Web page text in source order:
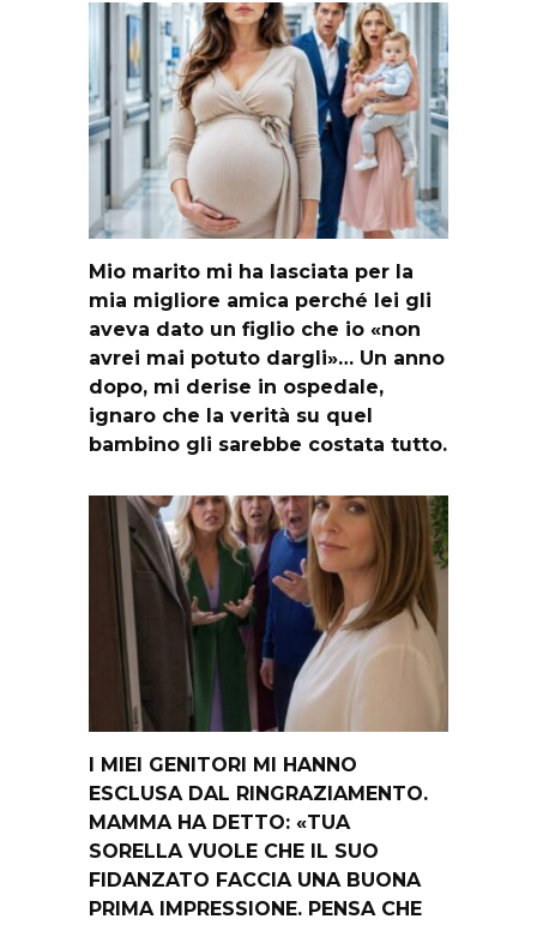
Mio marito mi ha lasciata per la
mia migliore amica perché lei gli
aveva dato un figlio che io «non
avrei mai potuto dargli»… Un anno
dopo, mi derise in ospedale,
ignaro che la verità su quel
bambino gli sarebbe costata tutto.
I MIEI GENITORI MI HANNO
ESCLUSA DAL RINGRAZIAMENTO.
MAMMA HA DETTO: «TUA
SORELLA VUOLE CHE IL SUO
FIDANZATO FACCIA UNA BUONA
PRIMA IMPRESSIONE. PENSA CHE